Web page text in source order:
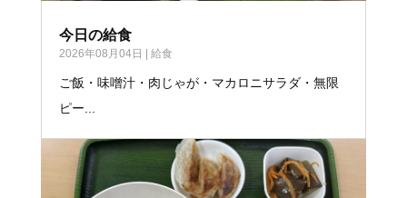
今日の給食
2026年08月04日 給食
ご飯・味噌汁・肉じゃが・マカロニサラダ・無限
ピー...